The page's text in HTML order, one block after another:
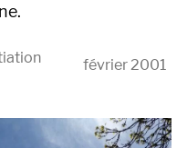
février 2001